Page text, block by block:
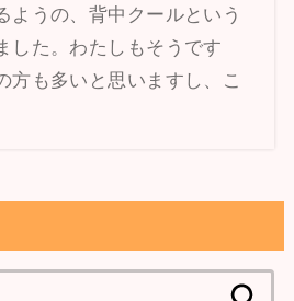
ようの、背中クールという
した。わたしもそうです
方も多いと思いますし、こ